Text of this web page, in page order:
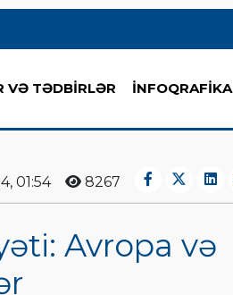
VƏ TƏDBİRLƏR İNFOQRAFİKA
01:54 8267
Avropa və